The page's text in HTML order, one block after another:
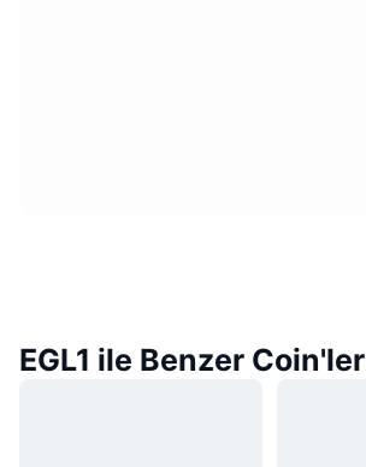
EGL1 ile Benzer Coin'ler